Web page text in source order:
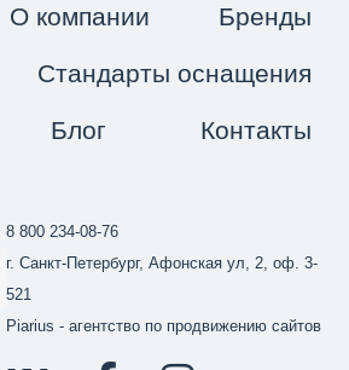
О компании Бренды
Стандарты оснащения
Блог Контакты
8 800 234-08-76
г. Санкт-Петербург, Афонская ул, 2, оф. 3-
521
Piarius - агентство по продвижению сайтов